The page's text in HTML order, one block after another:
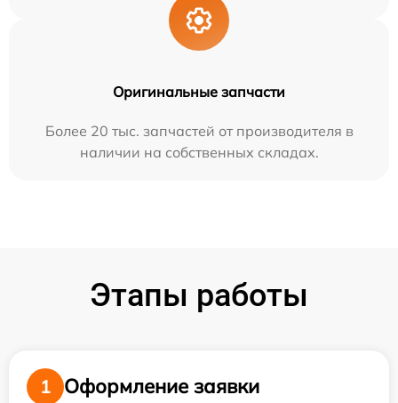
Оригинальные запчасти
Более 20 тыс. запчастей от производителя в
наличии на собственных складах.
Этапы работы
1
Оформление заявки